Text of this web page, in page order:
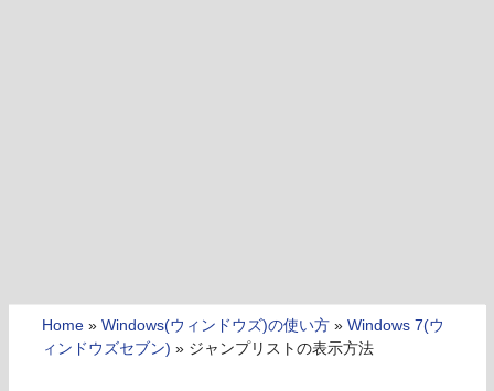
Home » Windows(ウィンドウズ)の使い方 » Windows 7(ウ
ィンドウズセブン) » ジャンプリストの表示方法